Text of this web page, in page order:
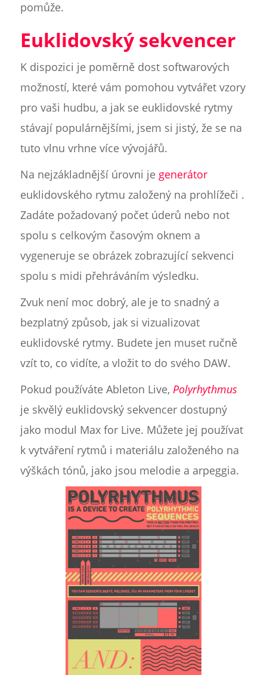
pomůže.
Euklidovský sekvencer
K dispozici je poměrně dost softwarových
možností, které vám pomohou vytvářet vzory
pro vaši hudbu, a jak se euklidovské rytmy
stávají populárnějšími, jsem si jistý, že se na
tuto vlnu vrhne více vývojářů.
Na nejzákladnější úrovni je generátor
euklidovského rytmu založený na prohlížeči .
Zadáte požadovaný počet úderů nebo not
spolu s celkovým časovým oknem a
vygeneruje se obrázek zobrazující sekvenci
spolu s midi přehráváním výsledku.
Zvuk není moc dobrý, ale je to snadný a
bezplatný způsob, jak si vizualizovat
euklidovské rytmy. Budete jen muset ručně
vzít to, co vidíte, a vložit to do svého DAW.
Pokud používáte Ableton Live, Polyrhythmus
je skvělý euklidovský sekvencer dostupný
jako modul Max for Live. Můžete jej používat
k vytváření rytmů i materiálu založeného na
výškách tónů, jako jsou melodie a arpeggia.